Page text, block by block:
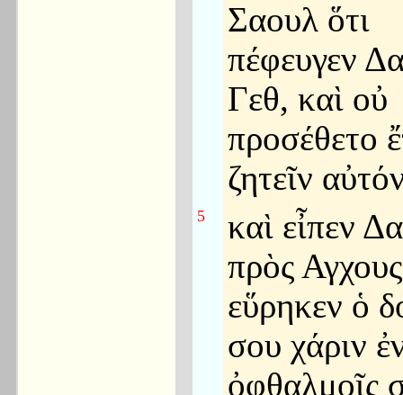
Σαουλ ὅτι
πέφευγεν
Γεθ, καὶ οὐ
προσέθετο
ζητεῖν
5
καὶ εἶπεν
πρὸς
εὕρηκεν ὁ
σου χάριν
ὀφθαλμοῖς